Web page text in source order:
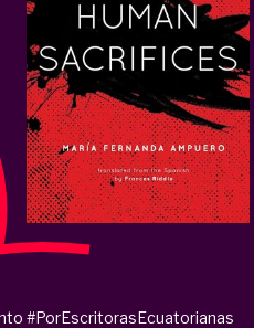
#PorEscritorasEcuatorianas